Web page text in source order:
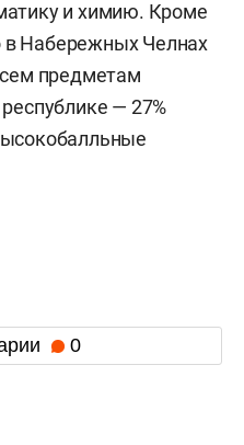
и химию. Кроме
в Набережных Челнах
предметам
— 27%
0